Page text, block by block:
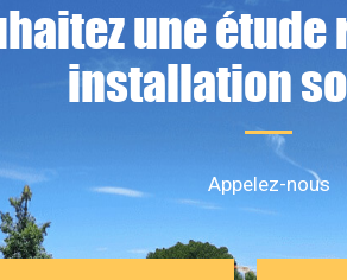
une
installation
Appelez-nous